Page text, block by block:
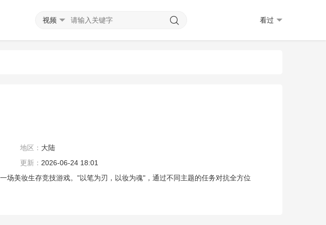
视频 看过
地区： 大陆
更新： 2026-06-24 18:01
美妆生存竞技游戏。"以笔为刃，以妆为魂"，通过不同主题的任务对抗全方位